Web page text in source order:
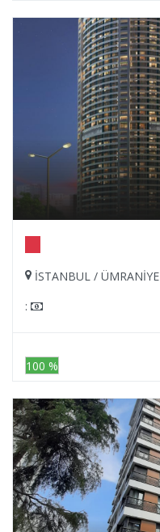
İSTANBUL / ÜMRANİYE
:
100 %